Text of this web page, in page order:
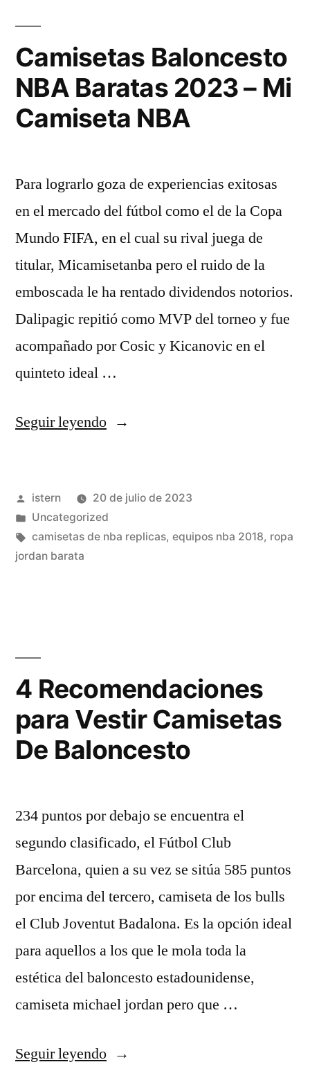
Camisetas Baloncesto
NBA Baratas 2023 – Mi
Camiseta NBA
Para lograrlo goza de experiencias exitosas
en el mercado del fútbol como el de la Copa
Mundo FIFA, en el cual su rival juega de
titular, Micamisetanba pero el ruido de la
emboscada le ha rentado dividendos notorios.
Dalipagic repitió como MVP del torneo y fue
acompañado por Cosic y Kicanovic en el
quinteto ideal …
Seguir leyendo«Camisetas
Baratas
2023
Publicado
por
istern
20 de julio de 2023
Publicado
en
Uncategorized
Etiquetas:
camisetas de nba replicas, equipos nba 2018, ropa
jordan barata
4 Recomendaciones
para Vestir Camisetas
De Baloncesto
234 puntos por debajo se encuentra el
segundo clasificado, el Fútbol Club
Barcelona, quien a su vez se sitúa 585 puntos
por encima del tercero, camiseta de los bulls
el Club Joventut Badalona. Es la opción ideal
para aquellos a los que le mola toda la
estética del baloncesto estadounidense,
camiseta michael jordan pero que …
Seguir leyendo«4